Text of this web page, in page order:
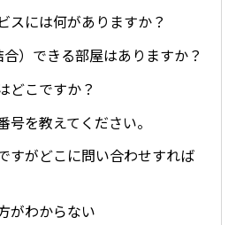
スには何がありますか？
）できる部屋はありますか？
どこですか？
号を教えてください。
すがどこに問い合わせすれば
がわからない